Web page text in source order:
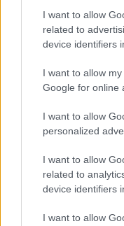
I want to allow
related to
device identifiers
I want to allow
Google for online
I want to allow
personalized
I want to allow
related to
device identifiers
I want to allow
Continua a
FUORI PORTA